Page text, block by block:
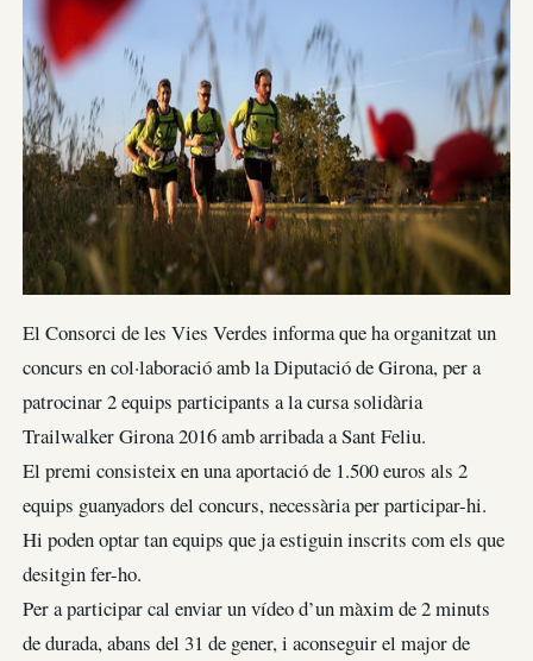
El Consorci de les Vies Verdes informa que ha organitzat un
concurs en col·laboració amb la Diputació de Girona, per a
patrocinar 2 equips participants a la cursa solidària
Trailwalker Girona 2016 amb arribada a Sant Feliu.
El premi consisteix en una aportació de 1.500 euros als 2
equips guanyadors del concurs, necessària per participar-hi.
Hi poden optar tan equips que ja estiguin inscrits com els que
desitgin fer-ho.
Per a participar cal enviar un vídeo d’un màxim de 2 minuts
de durada, abans del 31 de gener, i aconseguir el major de